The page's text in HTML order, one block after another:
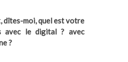
dîtes-moi, quel est votre
avec le digital ? avec
?